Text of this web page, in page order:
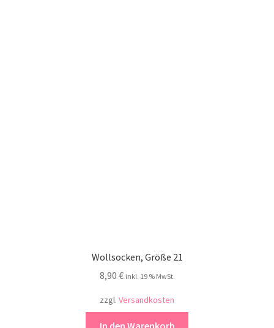
Wollsocken, Größe 21
8,90 € inkl. 19 % MwSt.
zzgl. Versandkosten